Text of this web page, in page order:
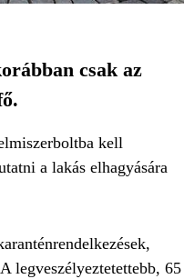
csak az
kell
a lakás elhagyására
legveszélyeztetettebb, 65